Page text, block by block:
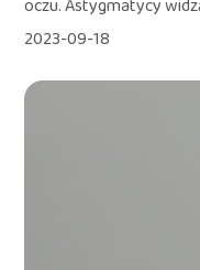
oczu. Astygmatycy
2023-09-18